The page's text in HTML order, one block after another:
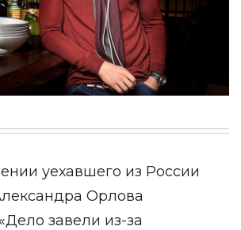
уехавшего из России
Орлова
завели из-за